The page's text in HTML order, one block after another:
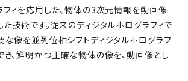
フィを応用した、物体の3次元情報を動画像
技術です。従来のディジタルホログラフィで
な像を並列位相シフトディジタルホログラフ
き、鮮明かつ正確な物体の像を、動画像とし